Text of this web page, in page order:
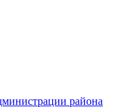
района